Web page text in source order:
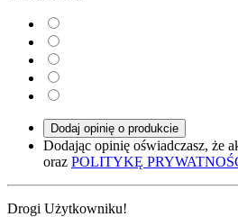
Dodaj opinię o produkcie
Dodając opinię oświadczasz, że
oraz POLITYKĘ
Drogi Użytkowniku!